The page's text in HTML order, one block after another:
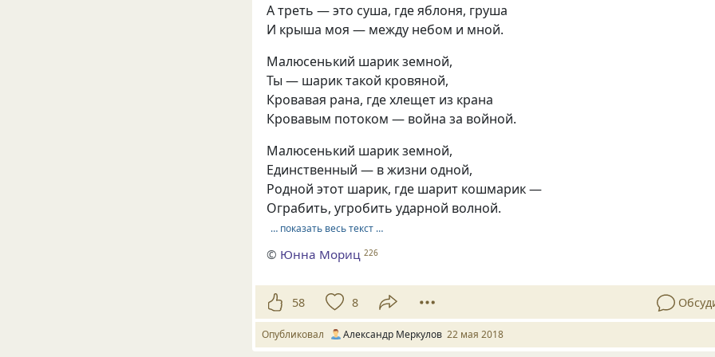
А треть — это суша, где яблоня, груша
И крыша моя — между небом и мной.
Малюсенький шарик земной,
Ты — шарик такой кровяной,
Кровавая рана, где хлещет из крана
Кровавым потоком — война за войной.
Малюсенький шарик земной,
Единственный — в жизни одной,
Родной этот шарик, где шарит кошмарик —
Ограбить, угробить ударной волной.
… показать весь текст …
© Юнна Мориц 226
58 8
Опубликовал Александр Меркулов 22 мая 2018